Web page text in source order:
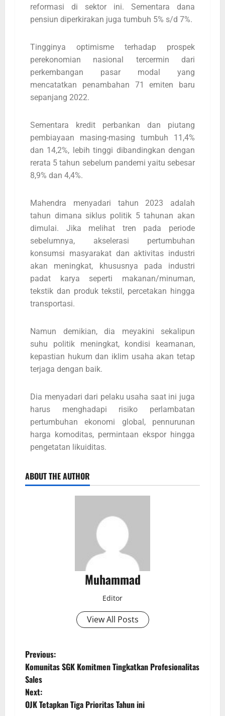
reformasi di sektor ini. Sementara dana
pensiun diperkirakan juga tumbuh 5% s/d 7%.
Tingginya optimisme terhadap prospek
perekonomian nasional tercermin dari
perkembangan pasar modal yang
mencatatkan penambahan 71 emiten baru
sepanjang 2022.
Sementara kredit perbankan dan piutang
pembiayaan masing-masing tumbuh 11,4%
dan 14,2%, lebih tinggi dibandingkan dengan
rerata 5 tahun sebelum pandemi yaitu sebesar
8,9% dan 4,4%.
Mahendra menyadari tahun 2023 adalah
tahun dimana siklus politik 5 tahunan akan
dimulai. Jika melihat tren pada periode
sebelumnya, akselerasi pertumbuhan
konsumsi masyarakat dan aktivitas industri
akan meningkat, khususnya pada industri
padat karya seperti makanan/minuman,
tekstik dan produk tekstil, percetakan hingga
transportasi.
Namun demikian, dia meyakini sekalipun
suhu politik meningkat, kondisi keamanan,
kepastian hukum dan iklim usaha akan tetap
terjaga dengan baik.
Dia menyadari dari pelaku usaha saat ini juga
harus menghadapi risiko perlambatan
pertumbuhan ekonomi global, pennurunan
harga komoditas, permintaan ekspor hingga
pengetatan likuiditas.
ABOUT THE AUTHOR
Muhammad
Editor
View All Posts
Previous:
Komunitas SGK Komitmen Tingkatkan Profesionalitas
Sales
Next:
OJK Tetapkan Tiga Prioritas Tahun ini